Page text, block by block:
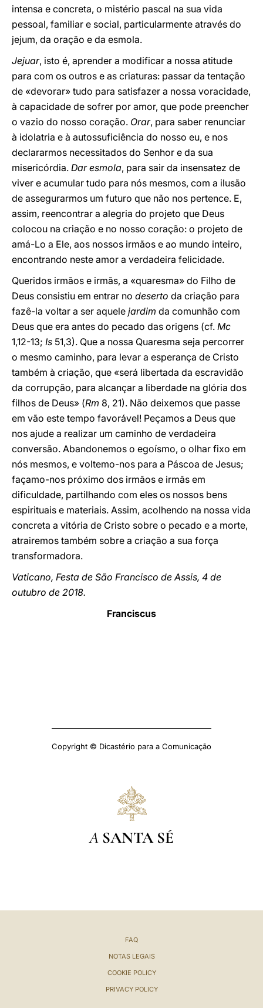
intensa e concreta, o mistério pascal na sua vida
pessoal, familiar e social, particularmente através do
jejum, da oração e da esmola.
Jejuar, isto é, aprender a modificar a nossa atitude
para com os outros e as criaturas: passar da tentação
de «devorar» tudo para satisfazer a nossa voracidade,
à capacidade de sofrer por amor, que pode preencher
o vazio do nosso coração. Orar, para saber renunciar
à idolatria e à autossuficiência do nosso eu, e nos
declararmos necessitados do Senhor e da sua
misericórdia. Dar esmola, para sair da insensatez de
viver e acumular tudo para nós mesmos, com a ilusão
de assegurarmos um futuro que não nos pertence. E,
assim, reencontrar a alegria do projeto que Deus
colocou na criação e no nosso coração: o projeto de
amá-Lo a Ele, aos nossos irmãos e ao mundo inteiro,
encontrando neste amor a verdadeira felicidade.
Queridos irmãos e irmãs, a «quaresma» do Filho de
Deus consistiu em entrar no deserto da criação para
fazê-la voltar a ser aquele jardim da comunhão com
Deus que era antes do pecado das origens (cf. Mc
1,12-13; Is 51,3). Que a nossa Quaresma seja percorrer
o mesmo caminho, para levar a esperança de Cristo
também à criação, que «será libertada da escravidão
da corrupção, para alcançar a liberdade na glória dos
filhos de Deus» (Rm 8, 21). Não deixemos que passe
em vão este tempo favorável! Peçamos a Deus que
nos ajude a realizar um caminho de verdadeira
conversão. Abandonemos o egoísmo, o olhar fixo em
nós mesmos, e voltemo-nos para a Páscoa de Jesus;
façamo-nos próximo dos irmãos e irmãs em
dificuldade, partilhando com eles os nossos bens
espirituais e materiais. Assim, acolhendo na nossa vida
concreta a vitória de Cristo sobre o pecado e a morte,
atrairemos também sobre a criação a sua força
transformadora.
Vaticano, Festa de São Francisco de Assis, 4 de
outubro de 2018.
Franciscus
Copyright © Dicastério para a Comunicação
A SANTA SÉ
FAQ
NOTAS LEGAIS
COOKIE POLICY
PRIVACY POLICY